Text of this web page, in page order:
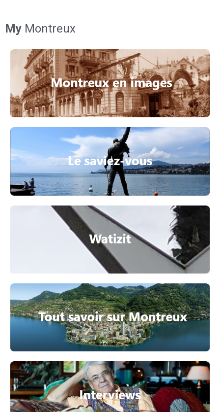
My Montreux